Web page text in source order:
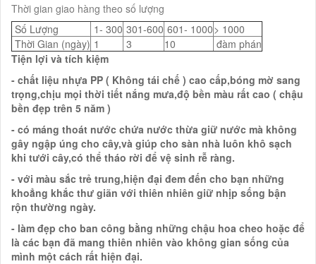
Thời gian giao hàng theo số lượng
Số Lượng
1- 300 301-600 601- 1000> 1000
Thời Gian (ngày) 1 3 10
đàm phán
Tiện lợi và tích kiệm
- chất liệu nhựa PP ( Không tái chế ) cao cấp,bóng mờ sang
trọng,chịu mọi thời tiết nắng mưa,độ bền màu rất cao ( chậu
bền đẹp trên 5 năm )
- có máng thoát nước chứa nước thừa giữ nước mà không
gây ngập úng cho cây,và giúp cho sàn nhà luôn khô sạch
khi tưới cây,có thể tháo rời để vệ sinh rễ ràng.
- với màu sắc trẻ trung,hiện đại đem đến cho bạn những
khoẳng khắc thư giãn với thiên nhiên giữ nhịp sống bận
rộn thường ngày.
- làm đẹp cho ban công bằng những chậu hoa cheo hoặc để
là các bạn đã mang thiên nhiên vào không gian sống của
mình một cách rất hiện đại.